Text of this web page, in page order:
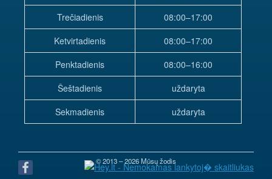
Trečiadienis
08:00–17:00
Ketvirtadienis
08:00–17:00
Penktadienis
08:00–16:00
Šeštadienis
uždaryta
Sekmadienis
uždaryta
© 2013 – 2026 Mūsų žodis